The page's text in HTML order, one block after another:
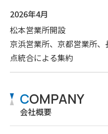
2026年4月
松本営業所開設
京浜営業所、京都営業所
点統合による集約
COMPANY
会社概要